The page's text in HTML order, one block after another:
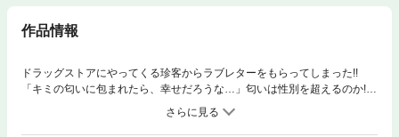
作品情報
ドラッグストアにやってくる珍客からラブレターをもらってしまった!!
「キミの匂いに包まれたら、幸せだろうな…」匂いは性別を超えるのか!!?
※本電子書籍は単行本「爛熟果実」・アンソロジー「麗人uno! Vol.12 執着
愛」に収録の「陥落アロマ」と同内容です。